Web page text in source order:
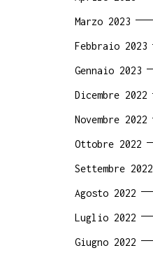
Marzo 2023
Febbraio 2023
Gennaio 2023
Dicembre 2022
Novembre 2022
Ottobre 2022
Settembre 2022
Agosto 2022
Luglio 2022
Giugno 2022